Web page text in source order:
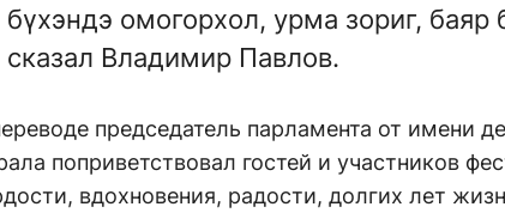
бүхэндэ омогорхол, урма зориг,
сказал Владимир Павлов.
председатель парламента от имени
поприветствовал гостей и участников
вдохновения, радости, долгих лет